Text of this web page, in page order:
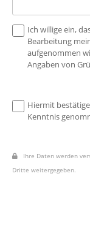
Ich willige ein,
Bearbeitung
aufgenommen
Angaben von
Hiermit
Kenntnis
Ihre Daten werden
Dritte weitergegeben.